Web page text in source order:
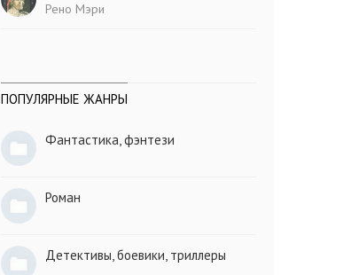
Рено Мэри
ПОПУЛЯРНЫЕ ЖАНРЫ
Фантастика, фэнтези
Роман
Детективы, боевики, триллеры